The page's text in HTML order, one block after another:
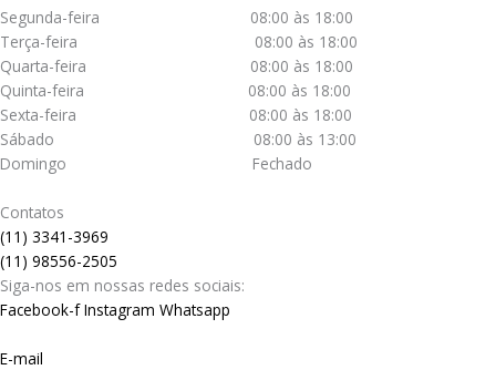
Segunda-feira 08:00 às 18:00
Terça-feira 08:00 às 18:00
Quarta-feira 08:00 às 18:00
Quinta-feira 08:00 às 18:00
Sexta-feira 08:00 às 18:00
Sábado 08:00 às 13:00
Domingo Fechado
Contatos
(11) 3341-3969
(11) 98556-2505
Siga-nos em nossas redes sociais:
Facebook-fInstagram Whatsapp
E-mail